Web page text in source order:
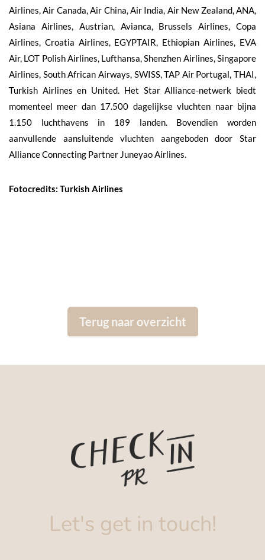
Airlines, Air Canada, Air China, Air India, Air New Zealand, ANA,
Asiana Airlines, Austrian, Avianca, Brussels Airlines, Copa
Airlines, Croatia Airlines, EGYPTAIR, Ethiopian Airlines, EVA
Air, LOT Polish Airlines, Lufthansa, Shenzhen Airlines, Singapore
Airlines, South African Airways, SWISS, TAP Air Portugal, THAI,
Turkish Airlines en United. Het Star Alliance-netwerk biedt
momenteel meer dan 17.500 dagelijkse vluchten naar bijna
1.150 luchthavens in 189 landen. Bovendien worden
aanvullende aansluitende vluchten aangeboden door Star
Alliance Connecting Partner Juneyao Airlines.
Fotocredits: Turkish Airlines
Terug naar overzicht
Let's get in touch!